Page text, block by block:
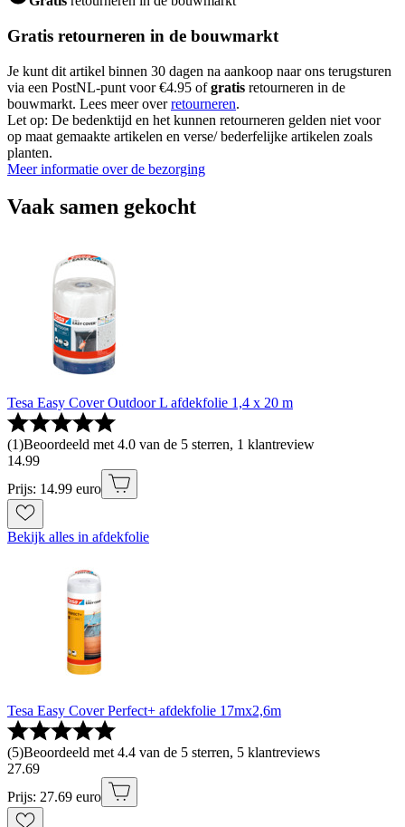
Gratis retourneren in de bouwmarkt
Je kunt dit artikel binnen 30 dagen na aankoop naar ons terugsturen
via een PostNL-punt voor €4.95 ofgratis retourneren in de
bouwmarkt. Lees meer overretourneren.
Let op: De bedenktijd en het kunnen retourneren gelden niet voor
op maat gemaakte artikelen en verse/ bederfelijke artikelen zoals
planten.
Meer informatie over de bezorging
Vaak samen gekocht
Tesa Easy Cover Outdoor L afdekfolie 1,4 x 20 m
(1)Beoordeeld met 4.0 van de 5 sterren, 1 klantreview
14.99
Prijs: 14.99 euro
Bekijk alles in afdekfolie
Tesa Easy Cover Perfect+ afdekfolie 17mx2,6m
(5)Beoordeeld met 4.4 van de 5 sterren, 5 klantreviews
27.69
Prijs: 27.69 euro